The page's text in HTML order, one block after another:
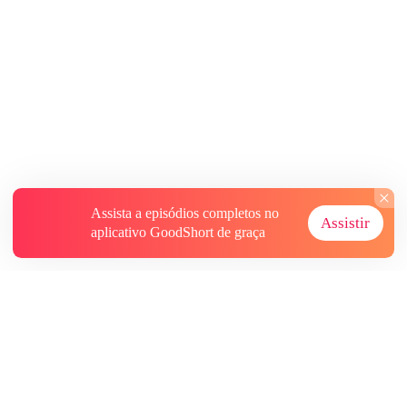
Assista a episódios completos no
aplicativo GoodShort de graça
Assistir